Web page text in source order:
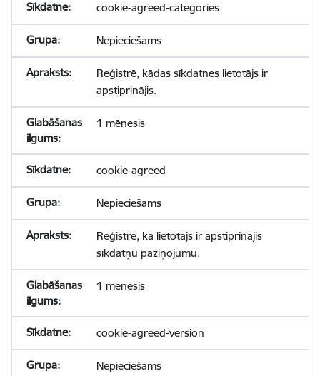
cookie-agreed-categories
Nepieciešams
Reģistrē, kādas sīkdatnes lietotājs ir
apstiprinājis.
1 mēnesis
cookie-agreed
Nepieciešams
Reģistrē, ka lietotājs ir apstiprinājis
sīkdatņu paziņojumu.
1 mēnesis
cookie-agreed-version
Nepieciešams